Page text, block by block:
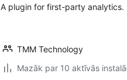
A plugin for first-party analytics.
TMM Technology
Mazāk par 10 aktīvās